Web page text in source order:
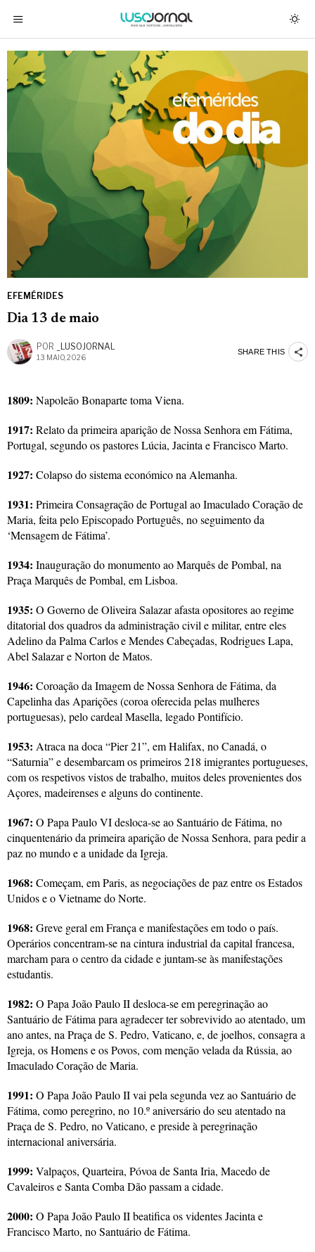
EFEMÉRIDES
Dia 13 de maio
POR _LUSOJORNAL
13 MAIO, 2026
SHARE THIS
1809: Napoleão Bonaparte toma Viena.
1917: Relato da primeira aparição de Nossa Senhora em Fátima,
Portugal, segundo os pastores Lúcia, Jacinta e Francisco Marto.
1927: Colapso do sistema económico na Alemanha.
1931: Primeira Consagração de Portugal ao Imaculado Coração de
Maria, feita pelo Episcopado Português, no seguimento da
‘Mensagem de Fátima’.
1934: Inauguração do monumento ao Marquês de Pombal, na
Praça Marquês de Pombal, em Lisboa.
1935: O Governo de Oliveira Salazar afasta opositores ao regime
ditatorial dos quadros da administração civil e militar, entre eles
Adelino da Palma Carlos e Mendes Cabeçadas, Rodrigues Lapa,
Abel Salazar e Norton de Matos.
1946: Coroação da Imagem de Nossa Senhora de Fátima, da
Capelinha das Aparições (coroa oferecida pelas mulheres
portuguesas), pelo cardeal Masella, legado Pontifício.
1953: Atraca na doca “Pier 21”, em Halifax, no Canadá, o
“Saturnia” e desembarcam os primeiros 218 imigrantes portugueses,
com os respetivos vistos de trabalho, muitos deles provenientes dos
Açores, madeirenses e alguns do continente.
1967: O Papa Paulo VI desloca-se ao Santuário de Fátima, no
cinquentenário da primeira aparição de Nossa Senhora, para pedir a
paz no mundo e a unidade da Igreja.
1968: Começam, em Paris, as negociações de paz entre os Estados
Unidos e o Vietname do Norte.
1968: Greve geral em França e manifestações em todo o país.
Operários concentram-se na cintura industrial da capital francesa,
marcham para o centro da cidade e juntam-se às manifestações
estudantis.
1982: O Papa João Paulo II desloca-se em peregrinação ao
Santuário de Fátima para agradecer ter sobrevivido ao atentado, um
ano antes, na Praça de S. Pedro, Vaticano, e, de joelhos, consagra a
Igreja, os Homens e os Povos, com menção velada da Rússia, ao
Imaculado Coração de Maria.
1991: O Papa João Paulo II vai pela segunda vez ao Santuário de
Fátima, como peregrino, no 10.º aniversário do seu atentado na
Praça de S. Pedro, no Vaticano, e preside à peregrinação
internacional aniversária.
1999: Valpaços, Quarteira, Póvoa de Santa Iria, Macedo de
Cavaleiros e Santa Comba Dão passam a cidade.
2000: O Papa João Paulo II beatifica os videntes Jacinta e
Francisco Marto, no Santuário de Fátima.